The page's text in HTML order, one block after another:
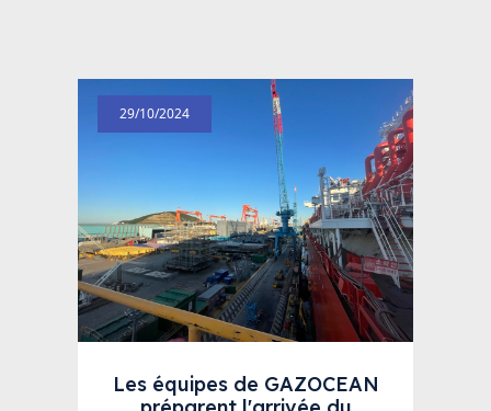
29/10/2024
Les équipes de GAZOCEAN